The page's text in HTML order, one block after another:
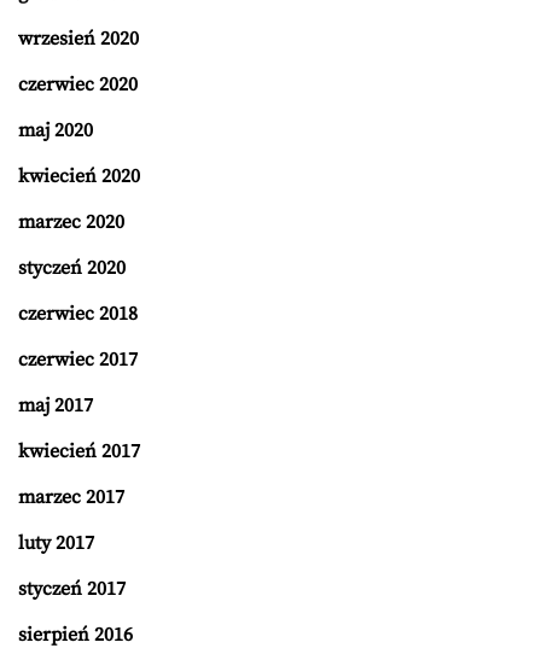
wrzesień 2020
czerwiec 2020
maj 2020
kwiecień 2020
marzec 2020
styczeń 2020
czerwiec 2018
czerwiec 2017
maj 2017
kwiecień 2017
marzec 2017
luty 2017
styczeń 2017
sierpień 2016